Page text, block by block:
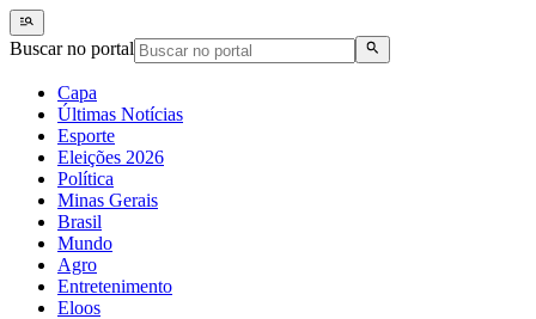
Buscar no portal
Capa
Últimas Notícias
Esporte
Eleições 2026
Política
Minas Gerais
Brasil
Mundo
Agro
Entretenimento
Eloos